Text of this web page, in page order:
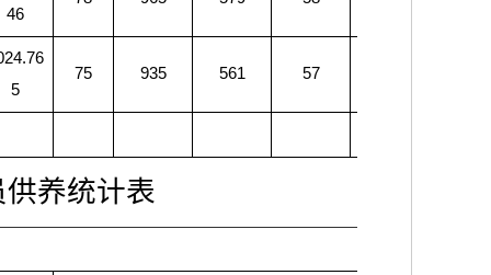
46
5
75 935 561 57
养统计表